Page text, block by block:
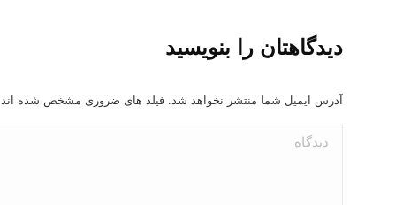
دیدگاهتان را بنویسید
آدرس ایمیل شما منتشر نخواهد شد. فیلد های ضروری مشخص شده اند
دیدگاه